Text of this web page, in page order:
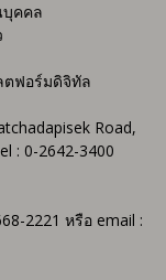
บุคคล
ตฟอร์มดิจิทัล
Road,
: 0-2642-3400
2221 หรือ email :